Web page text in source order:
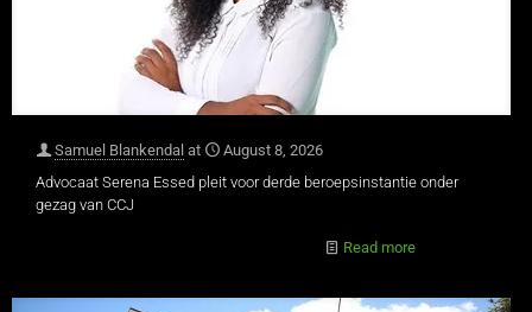
Samuel Blankendal at
August 8, 2026
Advocaat Serena Essed pleit voor derde beroepsinstantie onder
gezag van CCJ
Read more